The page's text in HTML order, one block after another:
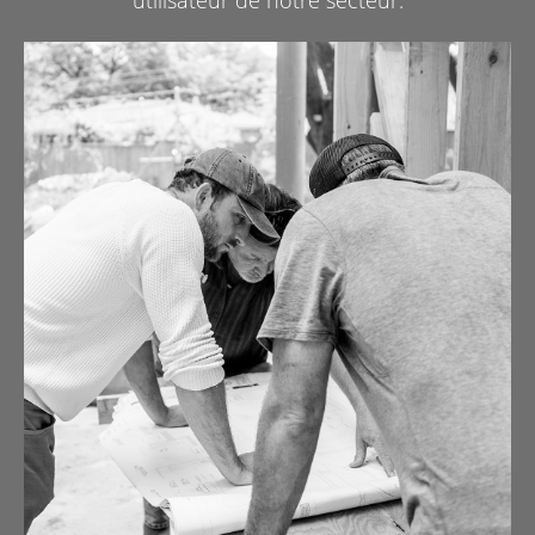
d’outils, de matériaux ou d’équipements divers. Ces
remorques polyvalentes offrent de nombreux avantages, en
particulier par rapport à une remorque classique à ridelles.
Les remorques plateau Henra vous offrent notamment :
- Une surface de chargement plus vaste ;
- La possibilité de transporter des charges larges ;
- Une solution efficace pour charger et décharger plus
rapidement ;
- Des options pour personnaliser votre remorque selon vos
besoins.
La principale caractéristique d’une remorque plateau est sa
large surface de chargement. Grâce à cette conception, il